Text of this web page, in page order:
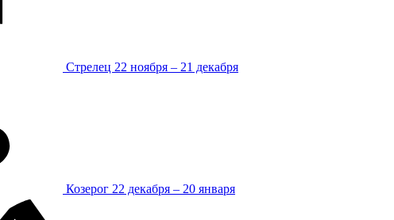
Стрелец 22 ноября – 21 декабря
Козерог 22 декабря – 20 января